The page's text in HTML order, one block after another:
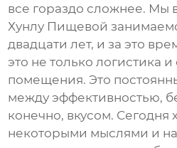
все гораздо сложнее. Мы
Хунлу Пищевой
двадцати лет, и за это
это не только логистика
помещения. Это
между эффективностью,
конечно, вкусом. Сегодня
некоторыми мыслями и